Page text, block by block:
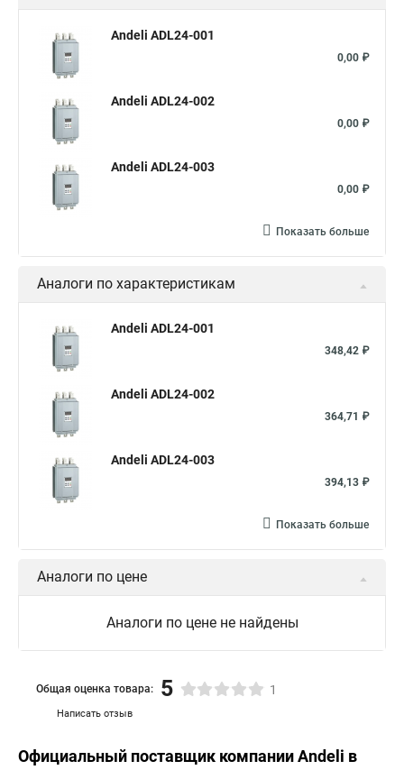
Andeli ADL24-001
0,00 ₽
Andeli ADL24-002
0,00 ₽
Andeli ADL24-003
0,00 ₽
Показать больше
Аналоги по характеристикам
Andeli ADL24-001
348,42 ₽
Andeli ADL24-002
364,71 ₽
Andeli ADL24-003
394,13 ₽
Показать больше
Аналоги по цене
Аналоги по цене не найдены
Написать отзыв
Общая оценка товара: 5 1
Официальный поставщик компанииAndeli в